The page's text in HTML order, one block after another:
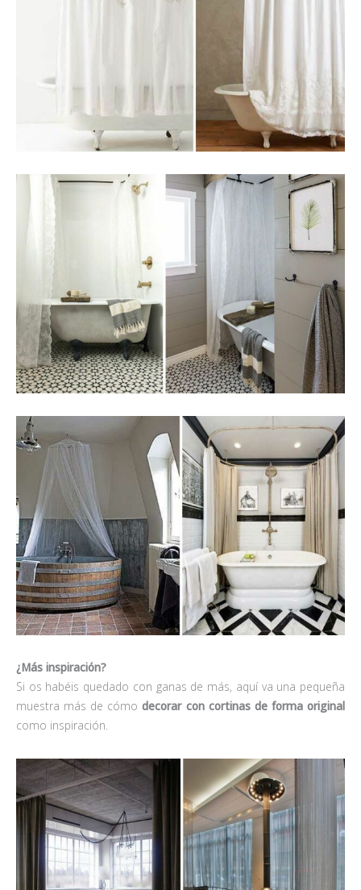
¿Más inspiración?
Si os habéis quedado con ganas de más, aquí va una pequeña
muestra más de cómodecorar con cortinas de forma original
como inspiración.